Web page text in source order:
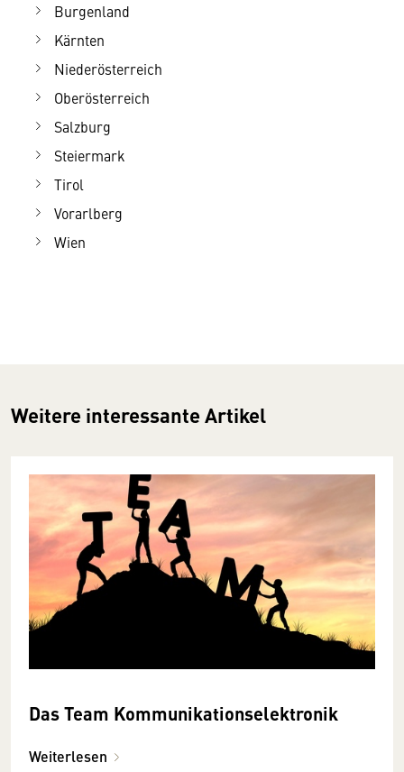
Burgenland
Kärnten
Niederösterreich
Oberösterreich
Salzburg
Steiermark
Tirol
Vorarlberg
Wien
Weitere interessante Artikel
Das Team Kommunikationselektronik
Weiterlesen